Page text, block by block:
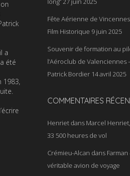
a
été
1983,
Fête Aérienne de Vincennes
Film Historique 9 juin 2025
Souvenir de formation au
l’Aéroclub de Valenciennes
Patrick Bordier 14 avril 2025
COMMENTAIRES
Henriet dans Marcel
33 500 heures de vol
Crémieu-Alcan dans Farman
véritable avion de voyage